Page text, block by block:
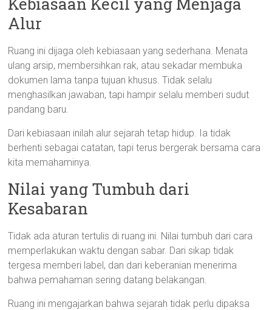
Alur
Ruang ini dijaga oleh kebiasaan yang sederhana. Menata
ulang arsip, membersihkan rak, atau sekadar membuka
dokumen lama tanpa tujuan khusus. Tidak selalu
menghasilkan jawaban, tapi hampir selalu memberi sudut
pandang baru.
Dari kebiasaan inilah alur sejarah tetap hidup. Ia tidak
berhenti sebagai catatan, tapi terus bergerak bersama cara
kita memahaminya.
Nilai yang Tumbuh dari
Kesabaran
Tidak ada aturan tertulis di ruang ini. Nilai tumbuh dari cara
memperlakukan waktu dengan sabar. Dari sikap tidak
tergesa memberi label, dan dari keberanian menerima
bahwa pemahaman sering datang belakangan.
Ruang ini mengajarkan bahwa sejarah tidak perlu dipaksa